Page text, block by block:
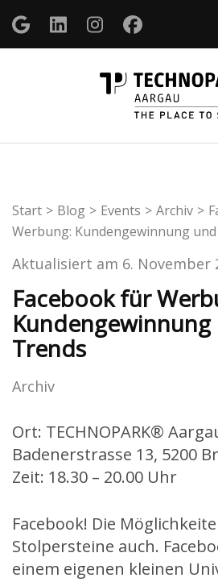
Zum
Inhalt
springen
Start > Blog > Events > Archiv >
Werbung: Kundengewinnung
Aktualisiert am 6. November
Facebook für
Trends
Archiv
Ort: TECHNOPARK®
Badenerstrasse 13, 5200
Zeit: 18.30 – 20.00 Uhr
Facebook! Die
Stolpersteine auch.
einem eigenen kleinen